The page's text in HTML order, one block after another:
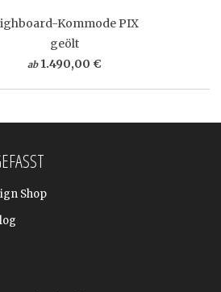
Kommode PIX
geölt
ab 1.490,00 €
Shop